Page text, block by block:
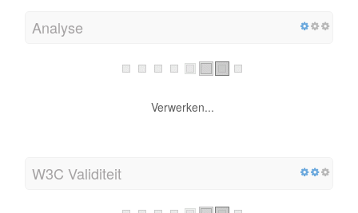
Analyse
Verwerken...
W3C Validiteit